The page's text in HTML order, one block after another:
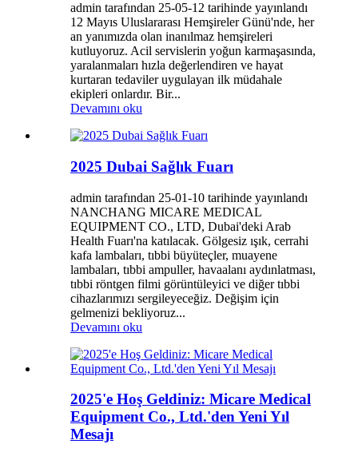
admin tarafından 25-05-12 tarihinde yayınlandı
12 Mayıs Uluslararası Hemşireler Günü'nde, her
an yanımızda olan inanılmaz hemşireleri
kutluyoruz. Acil servislerin yoğun karmaşasında,
yaralanmaları hızla değerlendiren ve hayat
kurtaran tedaviler uygulayan ilk müdahale
ekipleri onlardır. Bir...
Devamını oku
2025 Dubai Sağlık Fuarı
admin tarafından 25-01-10 tarihinde yayınlandı
NANCHANG MICARE MEDICAL
EQUIPMENT CO., LTD, Dubai'deki Arab
Health Fuarı'na katılacak. Gölgesiz ışık, cerrahi
kafa lambaları, tıbbi büyüteçler, muayene
lambaları, tıbbi ampuller, havaalanı aydınlatması,
tıbbi röntgen filmi görüntüleyici ve diğer tıbbi
cihazlarımızı sergileyeceğiz. Değişim için
gelmenizi bekliyoruz...
Devamını oku
2025'e Hoş Geldiniz: Micare Medical
Equipment Co., Ltd.'den Yeni Yıl
Mesajı